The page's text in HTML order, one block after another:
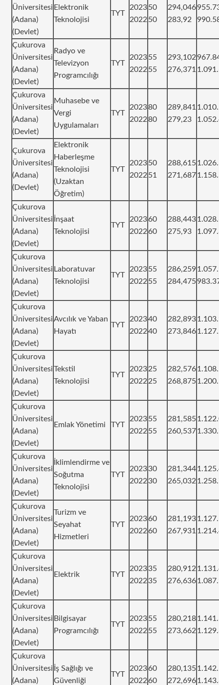
Üniversitesi
(Adana)
(Devlet)
Elektronik
Teknolojisi
TYT
2023
2022
50
50
294,046
283,92
Çukurova
Üniversitesi
(Adana)
(Devlet)
Radyo ve
Televizyon
Programcılığı
TYT
2023
2022
55
55
293,102
276,371
Çukurova
Üniversitesi
(Adana)
(Devlet)
Muhasebe ve
Vergi
Uygulamaları
TYT
2023
2022
80
80
289,841
279,23
Çukurova
Üniversitesi
(Adana)
(Devlet)
Elektronik
Haberleşme
Teknolojisi
(Uzaktan
Öğretim)
TYT
2023
2022
50
51
288,615
271,687
Çukurova
Üniversitesi
(Adana)
(Devlet)
İnşaat
Teknolojisi
TYT
2023
2022
60
60
288,443
275,93
Çukurova
Üniversitesi
(Adana)
(Devlet)
Laboratuvar
Teknolojisi
TYT
2023
2022
55
55
286,259
284,475
Çukurova
Üniversitesi
(Adana)
(Devlet)
Avcılık ve Yaban
Hayatı
TYT
2023
2022
40
40
282,893
273,846
Çukurova
Üniversitesi
(Adana)
(Devlet)
Tekstil
Teknolojisi
TYT
2023
2022
25
25
282,576
268,875
Çukurova
Üniversitesi
(Adana)
(Devlet)
Emlak Yönetimi TYT
2023
2022
55
55
281,585
260,537
Çukurova
Üniversitesi
(Adana)
(Devlet)
İklimlendirme ve
Soğutma
Teknolojisi
TYT
2023
2022
30
30
281,344
265,032
Çukurova
Üniversitesi
(Adana)
(Devlet)
Turizm ve
Seyahat
Hizmetleri
TYT
2023
2022
60
60
281,193
267,931
Çukurova
Üniversitesi
(Adana)
(Devlet)
Elektrik TYT
2023
2022
35
35
280,912
276,636
Çukurova
Üniversitesi
(Adana)
(Devlet)
Bilgisayar
Programcılığı
TYT
2023
2022
55
55
280,218
273,662
Çukurova
Üniversitesi
(Adana)
İş Sağlığı ve
Güvenliği
TYT
2023
2022
60
60
280,135
272,696